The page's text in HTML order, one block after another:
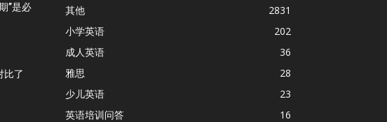
”是必
比了
其他
2831
小学英语
202
成人英语
36
雅思
28
少儿英语
23
英语培训问答
16